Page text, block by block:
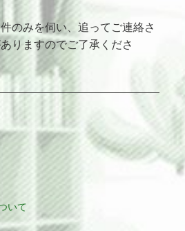
のみを伺い、追ってご連絡さ
りますのでご了承くださ
いて